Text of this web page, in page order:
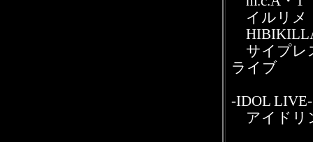
イルリメ
サイプレ
ライブ
-IDOL LIVE-
アイドリ